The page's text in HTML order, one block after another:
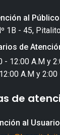
al
1B - 45,
de
- 12:00 A.M y
A.M y 2:00
de
al